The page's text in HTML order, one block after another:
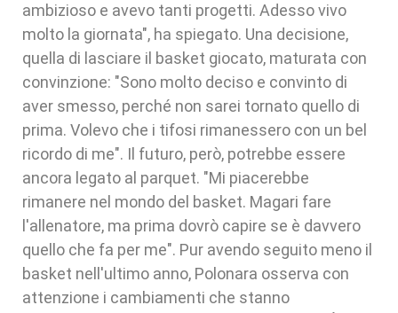
ambizioso e avevo tanti progetti. Adesso vivo
molto la giornata", ha spiegato. Una decisione,
quella di lasciare il basket giocato, maturata con
convinzione: "Sono molto deciso e convinto di
aver smesso, perché non sarei tornato quello di
prima. Volevo che i tifosi rimanessero con un bel
ricordo di me". Il futuro, però, potrebbe essere
ancora legato al parquet. "Mi piacerebbe
rimanere nel mondo del basket. Magari fare
l'allenatore, ma prima dovrò capire se è davvero
quello che fa per me". Pur avendo seguito meno il
basket nell'ultimo anno, Polonara osserva con
attenzione i cambiamenti che stanno